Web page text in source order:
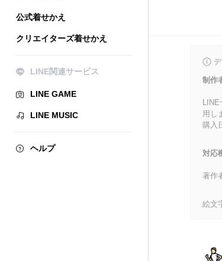
公式着せかえ
クリエイターズ着せかえ
LINE関連サービス
LINE GAME
LINE MUSIC
ヘルプ
制作
用し
購入
対応
著作
絵文